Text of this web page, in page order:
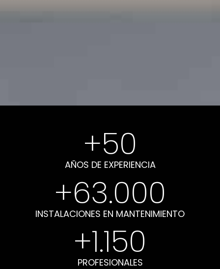
+50
AÑOS DE EXPERIENCIA
+63.000
INSTALACIONES EN MANTENIMIENTO
+1.150
PROFESIONALES